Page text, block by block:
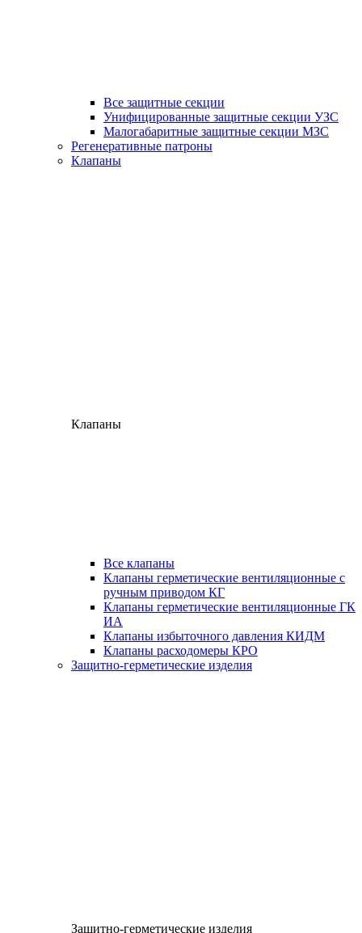
Все защитные секции
Унифицированные защитные секции УЗС
Малогабаритные защитные секции МЗС
Регенеративные патроны
Клапаны
Клапаны
Все клапаны
Клапаны герметические вентиляционные с
ручным приводом КГ
Клапаны герметические вентиляционные ГК
ИА
Клапаны избыточного давления КИДМ
Клапаны расходомеры КРО
Защитно-герметические изделия
Защитно-герметические изделия